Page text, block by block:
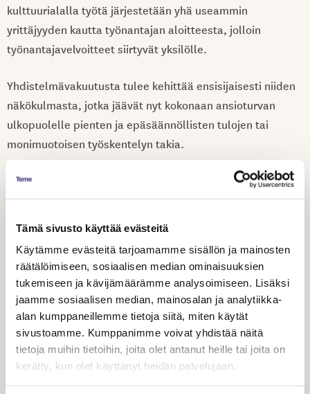
Tämä sivusto käyttää evästeitä
Käytämme evästeitä tarjoamamme sisällön ja mainosten
räätälöimiseen, sosiaalisen median ominaisuuksien
tukemiseen ja kävijämäärämme analysoimiseen. Lisäksi
jaamme sosiaalisen median, mainosalan ja analytiikka-
alan kumppaneillemme tietoja siitä, miten käytät
sivustoamme. Kumppanimme voivat yhdistää näitä
tietoja muihin tietoihin, joita olet antanut heille tai joita on
kerätty, kun olet käyttänyt heidän palvelujaan.
kulttuurialalla työtä järjestetään yhä useammin
yrittäjyyden kautta työnantajan aloitteesta, jolloin
työnantajavelvoitteet siirtyvät yksilölle.
Yhdistelmävakuutusta tulee kehittää ensisijaisesti niiden
näkökulmasta, jotka jäävät nyt kokonaan ansioturvan
ulkopuolelle pienten ja epäsäännöllisten tulojen tai
monimuotoisen työskentelyn takia.
Tämän toteutumiseksi tulee:
apurahatuloista koostuvan kokonaisuuden vakuuttamisen
selkeyttää pää- ja sivutoimisuuden arviointia taide- ja
kulttuurialan työn erityispiirteet huomioiden sekä
määritellä selkeästi, mikä lasketaan ansiotarkoituksessa
tehdyksi työksi
yksinkertaistaa järjestelmää niin, ettei yksilön tarvitse
jatkuvasti arvioida ja vaihtaa vakuutusmuotoa
tunnistaa työmarkkinoiden rakenteellinen epätasapaino
sen sijaan, että epätyypillinen työllistyminen nähdään
yksilön omana valintana.